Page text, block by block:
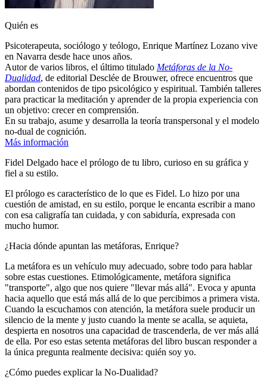
Quién es
Psicoterapeuta, sociólogo y teólogo, Enrique Martínez Lozano vive
en Navarra desde hace unos años.
Autor de varios libros, el último titulado Metáforas de la No-
Dualidad, de editorial Desclée de Brouwer, ofrece encuentros que
abordan contenidos de tipo psicológico y espiritual. También talleres
para practicar la meditación y aprender de la propia experiencia con
un objetivo: crecer en comprensión.
En su trabajo, asume y desarrolla la teoría transpersonal y el modelo
no-dual de cognición.
Más información
Fidel Delgado hace el prólogo de tu libro, curioso en su gráfica y
fiel a su estilo.
El prólogo es característico de lo que es Fidel. Lo hizo por una
cuestión de amistad, en su estilo, porque le encanta escribir a mano
con esa caligrafía tan cuidada, y con sabiduría, expresada con
mucho humor.
¿Hacia dónde apuntan las metáforas, Enrique?
La metáfora es un vehículo muy adecuado, sobre todo para hablar
sobre estas cuestiones. Etimológicamente, metáfora significa
"transporte", algo que nos quiere "llevar más allá". Evoca y apunta
hacia aquello que está más allá de lo que percibimos a primera vista.
Cuando la escuchamos con atención, la metáfora suele producir un
silencio de la mente y justo cuando la mente se acalla, se aquieta,
despierta en nosotros una capacidad de trascenderla, de ver más allá
de ella. Por eso estas setenta metáforas del libro buscan responder a
la única pregunta realmente decisiva: quién soy yo.
¿Cómo puedes explicar la No-Dualidad?